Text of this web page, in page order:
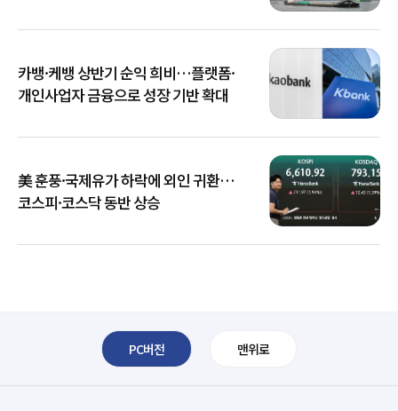
카뱅·케뱅 상반기 순익 희비…플랫폼·
개인사업자 금융으로 성장 기반 확대
美 훈풍·국제유가 하락에 외인 귀환…
코스피·코스닥 동반 상승
PC버전 맨위로